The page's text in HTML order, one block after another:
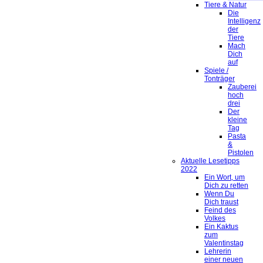
Tiere & Natur
Die
Intelligenz
der
Tiere
Mach
Dich
auf
Spiele /
Tonträger
Zauberei
hoch
drei
Der
kleine
Tag
Pasta
&
Pistolen
Aktuelle Lesetipps
2022
Ein Wort, um
Dich zu retten
Wenn Du
Dich traust
Feind des
Volkes
Ein Kaktus
zum
Valentinstag
Lehrerin
einer neuen